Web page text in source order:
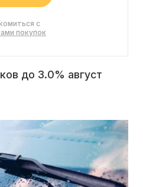
с
покупок
до 3.0% август